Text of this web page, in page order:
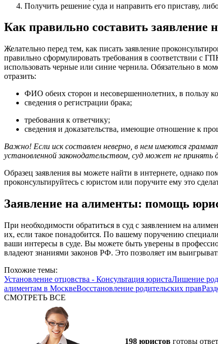
Получить решение суда и направить его приставу,
Как правильно составить заявление
Желательно перед тем, как писать заявление
правильно сформулировать требования в соответствии с
использовать черные или синие чернила. Обязательно в
отразить:
ФИО обеих сторон и несовершеннолетних, в пользу
сведения о регистрации брака;
требования к ответчику;
сведения и доказательства, имеющие отношение к
Важно! Если иск составлен неверно, в нем имеются
установленной законодательством, суд может не принять
Образец заявления вы можете найти в интернете, однако
проконсультируйтесь с юристом или поручите ему это
Заявление на алименты: помощь
При необходимости обратиться в суд с заявлением на
их, если такое понадобится. По вашему поручению
ваши интересы в суде. Вы можете быть уверены в
владеют знаниями законов РФ. Это позволяет им
Похожие темы:
Установление отцовства - Консультация юристаЛишение
алиментам в МосквеВосстановление родительских прав
СМОТРЕТЬ ВСЕ
198 юристов готовы